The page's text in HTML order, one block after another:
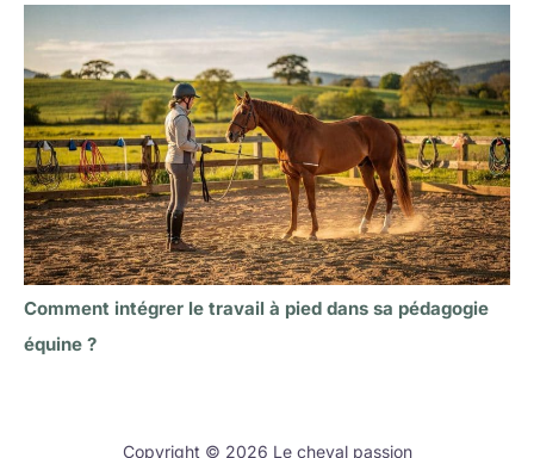
Comment intégrer le travail à pied dans sa pédagogie
équine ?
Copyright © 2026 Le cheval passion